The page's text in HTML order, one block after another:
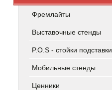
Фремлайты
Выставочные стенды
P.O.S - стойки подставки
Мобильные стенды
Ценники